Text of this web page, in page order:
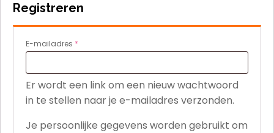
Registreren
E-mailadres *
Er wordt een link om een nieuw wachtwoord
in te stellen naar je e-mailadres verzonden.
Je persoonlijke gegevens worden gebruikt om